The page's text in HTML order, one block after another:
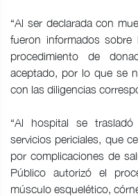
“Al ser declarada con
fueron informados
procedimiento de
aceptado, por lo que se
con las diligencias
“Al hospital se
servicios periciales, que
por complicaciones de
Público autorizó el
músculo esquelético,